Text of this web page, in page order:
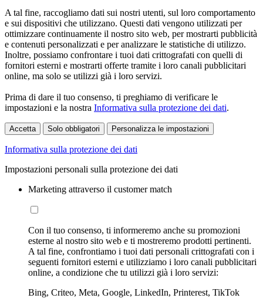
A tal fine, raccogliamo dati sui nostri utenti, sul loro comportamento
e sui dispositivi che utilizzano. Questi dati vengono utilizzati per
ottimizzare continuamente il nostro sito web, per mostrarti pubblicità
e contenuti personalizzati e per analizzare le statistiche di utilizzo.
Inoltre, possiamo confrontare i tuoi dati crittografati con quelli di
fornitori esterni e mostrarti offerte tramite i loro canali pubblicitari
online, ma solo se utilizzi già i loro servizi.
Prima di dare il tuo consenso, ti preghiamo di verificare le
impostazioni e la nostra Informativa sulla protezione dei dati.
Accetta Solo obbligatori Personalizza le impostazioni
Informativa sulla protezione dei dati
Impostazioni personali sulla protezione dei dati
Marketing attraverso il customer match
Con il tuo consenso, ti informeremo anche su promozioni
esterne al nostro sito web e ti mostreremo prodotti pertinenti.
A tal fine, confrontiamo i tuoi dati personali crittografati con i
seguenti fornitori esterni e utilizziamo i loro canali pubblicitari
online, a condizione che tu utilizzi già i loro servizi:
Bing, Criteo, Meta, Google, LinkedIn, Printerest, TikTok